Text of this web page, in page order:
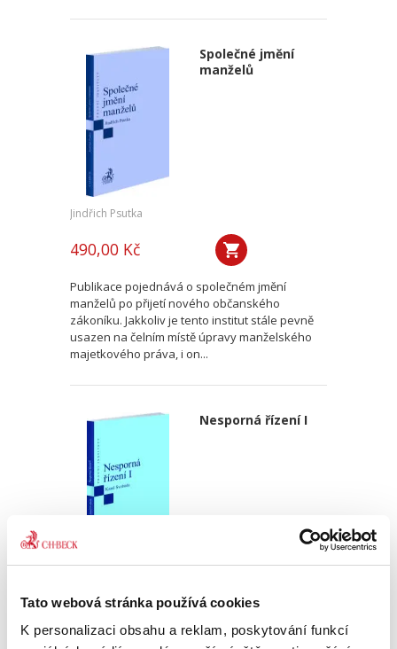
Tato webová stránka používá cookies
K personalizaci obsahu a reklam, poskytování funkcí
Společné jmění
manželů
Jindřich Psutka
490,00 Kč
Publikace pojednává o společném jmění
manželů po přijetí nového občanského
zákoníku. Jakkoliv je tento institut stále pevně
usazen na čelním místě úpravy manželského
majetkového práva, i on...
Nesporná řízení I